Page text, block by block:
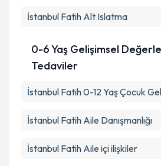
İstanbul Fatih Alt Islatma
0-6 Yaş Gelişimsel
Tedaviler
İstanbul Fatih 0-12 Yaş Çocuk
İstanbul Fatih Aile Danışmanlığı
İstanbul Fatih Aile içi ilişkiler